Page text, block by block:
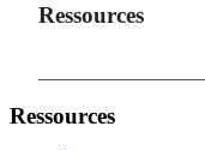
Ressources
Ressources